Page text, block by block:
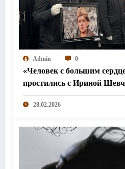
Admin 0
«Человек с большим
простились с Ириной
28.02.2026